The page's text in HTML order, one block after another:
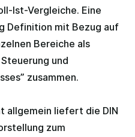
Ist-Vergleiche. Eine
Definition mit Bezug auf
Bereiche als
und
zusammen.
allgemein liefert die DIN
zum